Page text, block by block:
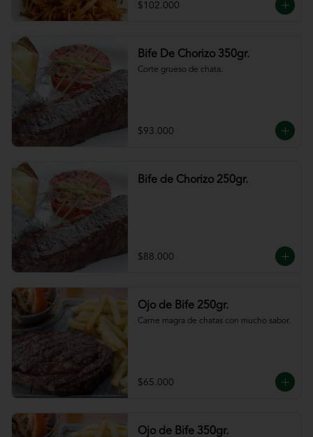
$102.000
Bife De Chorizo 350gr.
Corte grueso de chata.
$93.000
Bife de Chorizo 250gr.
$88.000
Ojo de Bife 250gr.
Carne magra de chatas con mucho sabor.
$65.000
Ojo de Bife 350gr.